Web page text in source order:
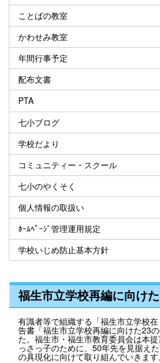
ことばの教室
かわせみ教室
年間行事予定
配布文書
PTA
七小ブログ
学校だより
コミュニティー・スクール
七小のやくそく
個人情報の取扱い
ﾎｰﾑﾍﾟｰｼﾞ管理運用規定
学校いじめ防止基本方針
福生市立学校再編に向け
有識者等で組織する「福生市立学校
告書「福生市立学校再編に向けた23
た。福生市・福生市教育委員会は本
っさっ子のために、50年先を見据え
の具現化に向けて取り組んでいきま